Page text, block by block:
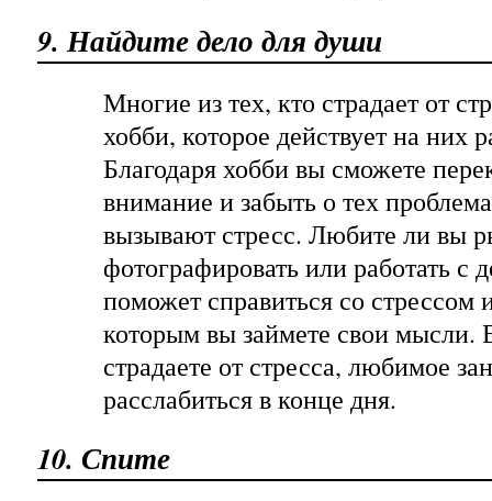
9. Найдите дело для души
Многие из тех, кто страдает от
хобби, которое действует на них
Благодаря хобби вы сможете
внимание и забыть о тех
вызывают стресс. Любите ли вы
фотографировать или работать с
поможет справиться со стрессом
которым вы займете свои мысли.
страдаете от стресса, любимое
расслабиться в конце дня.
10. Спите